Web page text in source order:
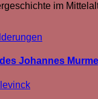
im
Johannes